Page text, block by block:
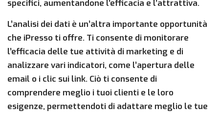
specifici, aumentandone l’efficacia e l’attrattiva.
L’analisi dei dati è un’altra importante opportunità
che iPresso ti offre. Ti consente di monitorare
l’efficacia delle tue attività di marketing e di
analizzare vari indicatori, come l’apertura delle
email o i clic sui link. Ciò ti consente di
comprendere meglio i tuoi clienti e le loro
esigenze, permettendoti di adattare meglio le tue